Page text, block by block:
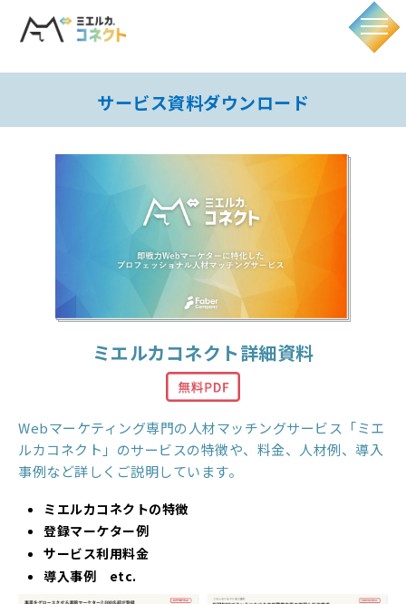
サービス資料ダウンロード
ミエルカコネクト詳細資料
Webマーケティング専門の人材マッチングサービス「ミエ
ルカコネクト」のサービスの特徴や、料金、人材例、導入
事例など詳しくご説明しています。
ミエルカコネクトの特徴
登録マーケター例
サービス利用料金
導入事例 etc.